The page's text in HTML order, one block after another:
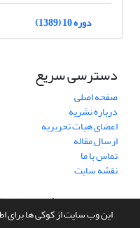
این وب سایت از کوکی ها برای
دوره 10 (1389)
دسترسی سریع
صفحه اصلی
درباره نشریه
اعضای هیات تحریریه
ارسال مقاله
تماس با ما
نقشه سایت
سامانه مدیریت نشریات علمی.